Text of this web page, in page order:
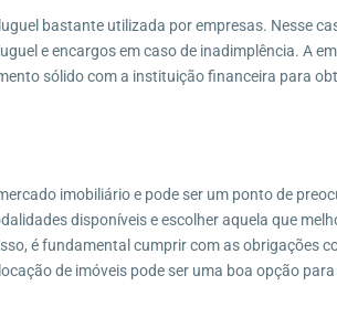
bastante utilizada por empresas. Nesse
e encargos em caso de inadimplência. A
sólido com a instituição financeira para
imobiliário e pode ser um ponto de
disponíveis e escolher aquela que
é fundamental cumprir com as obrigações
de imóveis pode ser uma boa opção